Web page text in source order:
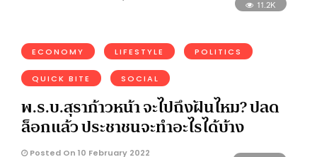
11.2K
ECONOMY LIFESTYLE POLITICS
QUICK BITE SOCIAL
พ.ร.บ.สุราก้าวหน้า จะไปถึงฝันไหม? ปลด
ล็อกแล้ว ประชาชนจะทำอะไรได้บ้าง
Posted On 10 February 2022